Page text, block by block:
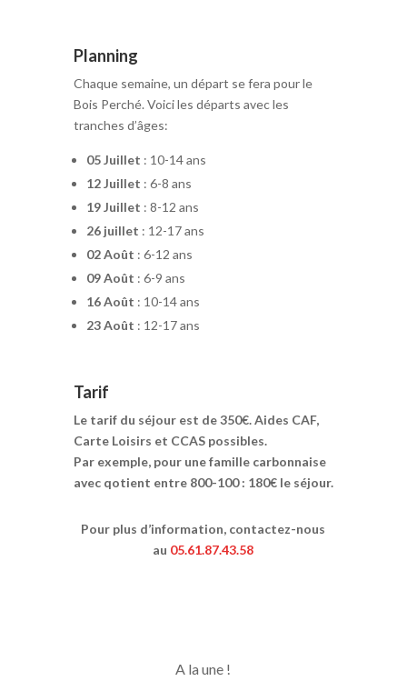
Planning
Chaque semaine, un départ se fera pour le
Bois Perché. Voici les départs avec les
tranches d’âges:
05 Juillet : 10-14 ans
12 Juillet : 6-8 ans
19 Juillet : 8-12 ans
26 juillet : 12-17 ans
02 Août : 6-12 ans
09 Août : 6-9 ans
16 Août : 10-14 ans
23 Août : 12-17 ans
Tarif
Le tarif du séjour est de 350€. Aides CAF,
Carte Loisirs et CCAS possibles.
Par exemple, pour une famille carbonnaise
avec qotient entre 800-100 : 180€ le séjour.
Pour plus d’information, contactez-nous
au 05.61.87.43.58
A la une !